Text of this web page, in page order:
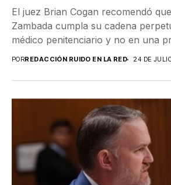
El juez Brian Cogan recomendó
Zambada cumpla su cadena
médico penitenciario y no en una
PORREDACCIÓN RUIDO EN LA RED 24 DE